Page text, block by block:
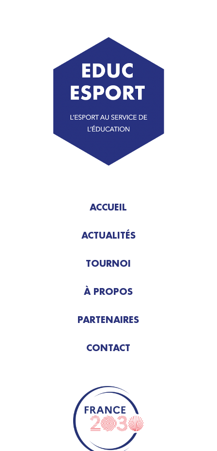
ACCUEIL
ACTUALITÉS
TOURNOI
À PROPOS
PARTENAIRES
CONTACT